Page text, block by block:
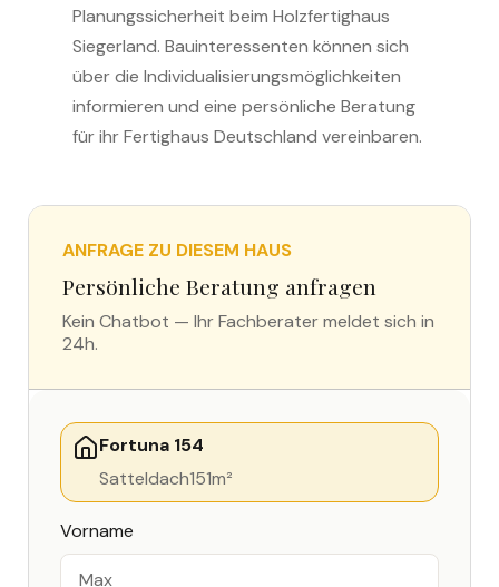
Planungssicherheit beim Holzfertighaus
Siegerland. Bauinteressenten können sich
über die Individualisierungsmöglichkeiten
informieren und eine persönliche Beratung
für ihr Fertighaus Deutschland vereinbaren.
ANFRAGE ZU DIESEM HAUS
Persönliche Beratung anfragen
Kein Chatbot — Ihr Fachberater meldet sich in
24h.
Fortuna 154
Satteldach151m²
Vorname